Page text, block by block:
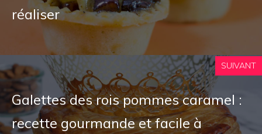
réaliser
SUIVANT
Galettes des rois pommes caramel :
recette gourmande et facile à